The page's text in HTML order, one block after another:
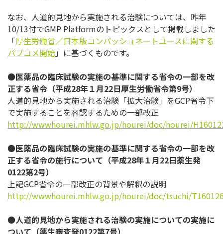
なお、人道的見地から実施される治験については、昨年
10/13付でGMP Platformのトピックスとして掲載しました
「厚生労働省／日本版コンパッショネートユースに関する
パブコメ開始」に基づくものです。
●医薬品の臨床試験の実施の基準に関する省令の一部を改
正する省令（平成28年１月22日厚生労働省令第9号）
人道的見地から実施される治験「拡大治験」をGCP省令下
で実施することを容認するための一部改正
http://wwwhourei.mhlw.go.jp/hourei/doc/hourei/
●医薬品の臨床試験の実施の基準に関する省令の一部を改
正する省令の施行について（平成28年１月22日薬生発
0122第2号）
上記GCP省令の一部改正の背景や解釈の説明
http://wwwhourei.mhlw.go.jp/hourei/doc/tsuchi/
●人道的見地から実施される治験の実施についての実施に